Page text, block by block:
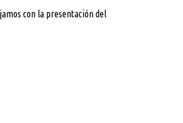
con la presentación del